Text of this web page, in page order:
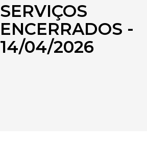
SERVIÇOS
ENCERRADOS -
14/04/2026